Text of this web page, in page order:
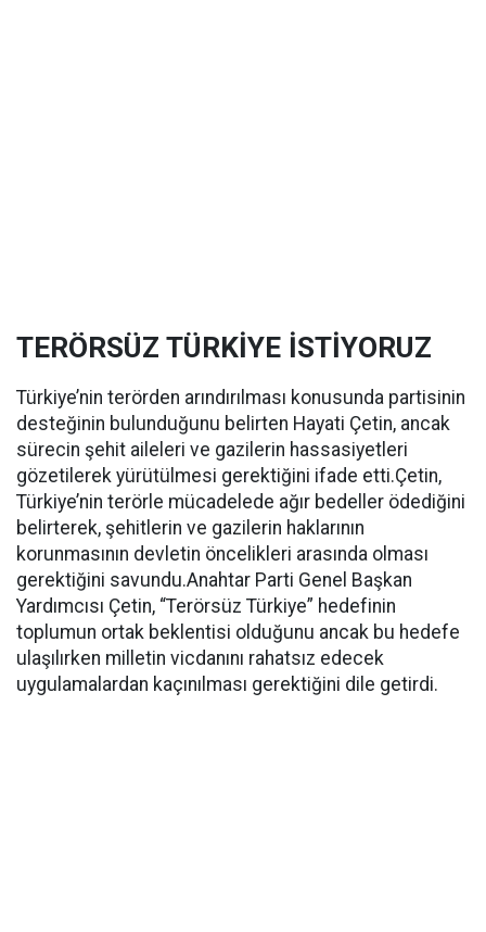
TERÖRSÜZ TÜRKİYE İSTİYORUZ
Türkiye’nin terörden arındırılması konusunda partisinin
desteğinin bulunduğunu belirten Hayati Çetin, ancak
sürecin şehit aileleri ve gazilerin hassasiyetleri
gözetilerek yürütülmesi gerektiğini ifade etti.Çetin,
Türkiye’nin terörle mücadelede ağır bedeller ödediğini
belirterek, şehitlerin ve gazilerin haklarının
korunmasının devletin öncelikleri arasında olması
gerektiğini savundu.Anahtar Parti Genel Başkan
Yardımcısı Çetin, “Terörsüz Türkiye” hedefinin
toplumun ortak beklentisi olduğunu ancak bu hedefe
ulaşılırken milletin vicdanını rahatsız edecek
uygulamalardan kaçınılması gerektiğini dile getirdi.